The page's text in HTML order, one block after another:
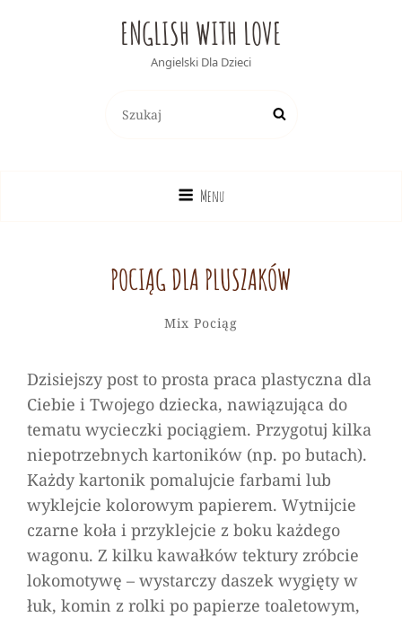
ENGLISH WITH LOVE
Angielski Dla Dzieci
for:
Search
Menu
POCIĄG DLA PLUSZAKÓW
Categories
Mix PociągBy
Alicja
Leave
comment
on
Pociąg
dla
pluszaków
Dzisiejszy post to prosta praca plastyczna dla
Ciebie i Twojego dziecka, nawiązująca do
tematu wycieczki pociągiem. Przygotuj kilka
niepotrzebnych kartoników (np. po butach).
Każdy kartonik pomalujcie farbami lub
wyklejcie kolorowym papierem. Wytnijcie
czarne koła i przyklejcie z boku każdego
wagonu. Z kilku kawałków tektury zróbcie
lokomotywę – wystarczy daszek wygięty w
łuk, komin z rolki po papierze toaletowym,